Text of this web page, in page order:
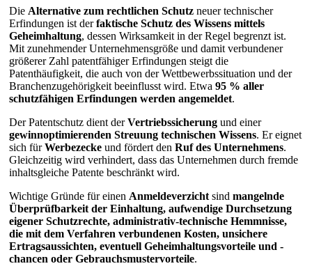
Die Alternative zum rechtlichen Schutz neuer technischer
Erfindungen ist derfaktische Schutz des Wissens mittels
Geheimhaltung, dessen Wirksamkeit in der Regel begrenzt ist.
Mit zunehmender Unternehmensgröße und damit verbundener
größerer Zahl patentfähiger Erfindungen steigt die
Patenthäufigkeit, die auch von der Wettbewerbssituation und der
Branchenzugehörigkeit beeinflusst wird. Etwa 95 % aller
schutzfähigen Erfindungen werden angemeldet.
Der Patentschutz dient derVertriebssicherung und einer
gewinnoptimierenden Streuung technischen Wissens. Er eignet
sich fürWerbezecke und fördert den Ruf des Unternehmens.
Gleichzeitig wird verhindert, dass das Unternehmen durch fremde
inhaltsgleiche Patente beschränkt wird.
Wichtige Gründe für einen Anmeldeverzichtsind mangelnde
Überprüfbarkeit der Einhaltung, aufwendige Durchsetzung
eigener Schutzrechte, administrativ-technische Hemmnisse,
die mit dem Verfahren verbundenen Kosten, unsichere
Ertragsaussichten, eventuell Geheimhaltungsvorteile und -
chancen oder Gebrauchsmustervorteile.